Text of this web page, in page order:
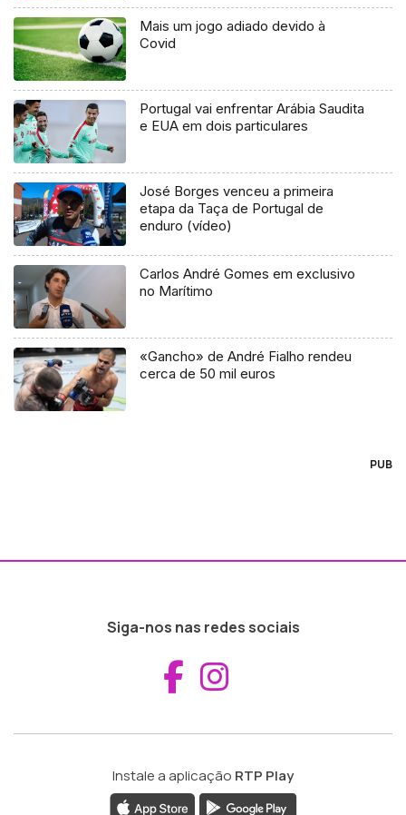
Mais um jogo adiado devido à
Covid
Portugal vai enfrentar Arábia Saudita
e EUA em dois particulares
José Borges venceu a primeira
etapa da Taça de Portugal de
enduro (vídeo)
Carlos André Gomes em exclusivo
no Marítimo
«Gancho» de André Fialho rendeu
cerca de 50 mil euros
PUB
Siga-nos nas redes sociais
Aceder ao
Instale a aplicação RTP Play